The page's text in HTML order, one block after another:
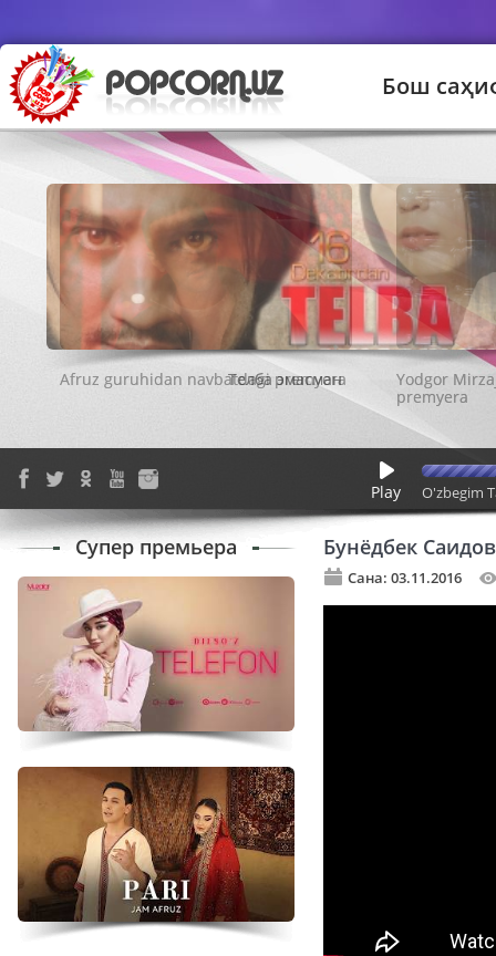
Бош
Телба эмасман
Play O'zbegim
Бунёдбек
Сана: 03.11.2016
Супер премьера